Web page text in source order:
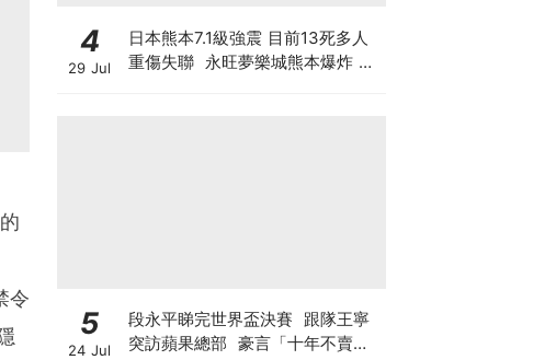
令
4
29 Jul
日本熊本7.1級強震 目前13死多人
重傷失聯 永旺夢樂城熊本爆炸 日
5
24 Jul
段永平睇完世界盃決賽 跟隊王寧
突訪蘋果總部 豪言「十年不賣泡